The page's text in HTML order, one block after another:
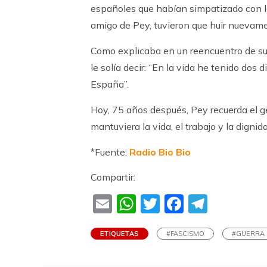
españoles que habían simpatizado con
amigo de Pey, tuvieron que huir
Como explicaba en un reencuentro de
le solía decir: “En la vida he tenido dos
España”.
Hoy, 75 años después, Pey recuerda el
mantuviera la vida, el trabajo y la
*Fuente: Radio Bio Bio
Compartir:
EmailWhatsApp
Twitter
ETIQUETAS #FASCISMO #GUERRA